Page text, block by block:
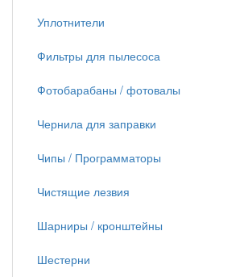
Уплотнители
Фильтры для пылесоса
Фотобарабаны / фотовалы
Чернила для заправки
Чипы / Программаторы
Чистящие лезвия
Шарниры / кронштейны
Шестерни